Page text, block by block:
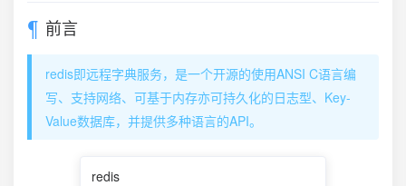
前言
redis即远程字典服务，是一个开源的使用ANSI C语言编
写、支持网络、可基于内存亦可持久化的日志型、Key-
Value数据库，并提供多种语言的API。
redis